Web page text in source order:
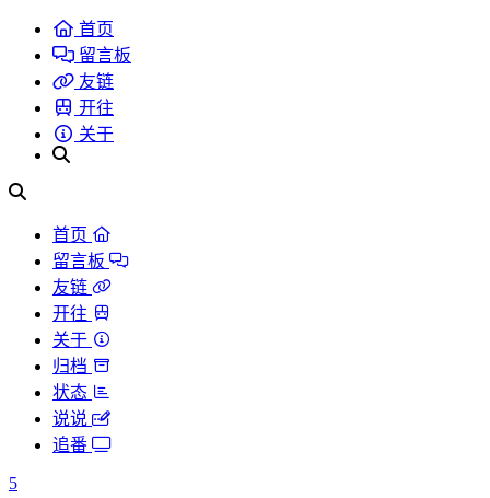
首页
留言板
友链
开往
关于
首页
留言板
友链
开往
关于
归档
状态
说说
追番
5